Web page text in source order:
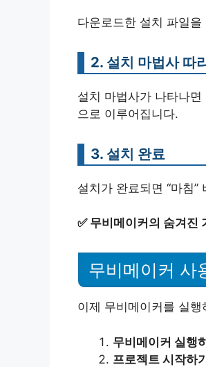
다운로드한 설치 파일
2. 설치 마법사 따
설치 마법사가 나타나
으로 이루어집니다.
3. 설치 완료
설치가 완료되면 “마침
✅ 무비메이커의 숨겨진
무비메이커 사
이제 무비메이커를 실
무비메이커 실행
프로젝트 시작하